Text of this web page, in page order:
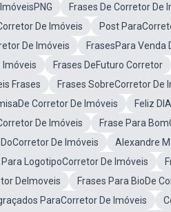
Frases De Corretor De
De Imóveis
Post
De Imóveis
FrasesPara Venda
Imóveis Frases DeFuturo Corretor
Frases Frases SobreCorretor De
Corretor De Imóveis
Feliz
De Imóveis Frase Para
De Imóveis
Alexandre
Para LogotipoCorretor De Imóveis
DeImoveis
Frases Para BioDe
ParaCorretor De Imóveis